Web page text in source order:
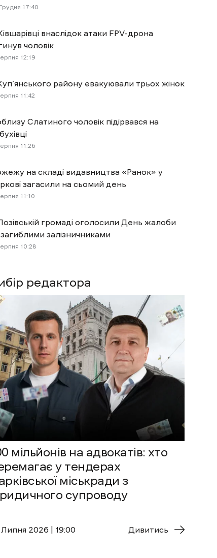
редактора
мільйонів на адвокатів: хто
у тендерах
міськради з
супроводу
Липня 2026 | 19:00 Дивитись
17:40
внаслідок атаки FPV-дрона
чоловік
12:19
району евакуювали трьох жінок
11:42
Слатиного чоловік підірвався на
11:26
на складі видавництва «Ранок» у
загасили на сьомий день
11:10
громаді оголосили День жалоби
загиблими залізничниками
10:28